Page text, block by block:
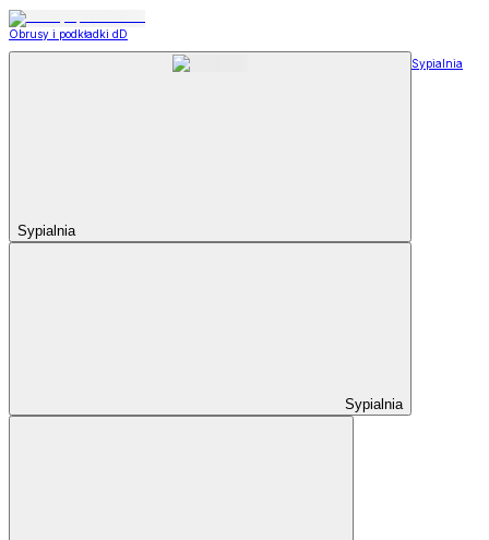
Obrusy i podkładki dD
Sypialnia
Sypialnia
Sypialnia